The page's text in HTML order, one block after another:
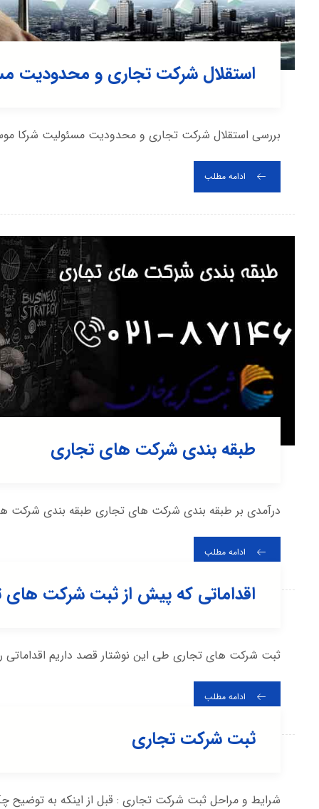
استقلال شرکت تجاری و محدودیت
بررسی استقلال شرکت تجاری و محدودیت مسئولیت شرکا
ادامه مطلب
طبقه بندی شرکت های تجاری
درآمدی بر طبقه بندی شرکت های تجاری طبقه بندی شرکت
ادامه مطلب
اقداماتی که پیش از ثبت شرکت های
ثبت شرکت های تجاری طی این نوشتار قصد داریم
ادامه مطلب
ثبت شرکت تجاری
شرایط و مراحل ثبت شرکت تجاری : قبل از اینکه به توضیح